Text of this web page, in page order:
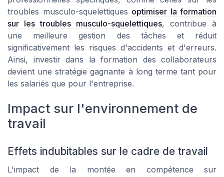
troubles musculo-squelettiques optimiser la formation
sur les troubles musculo-squelettiques, contribue à
une meilleure gestion des tâches et réduit
significativement les risques d'accidents et d'erreurs.
Ainsi, investir dans la formation des collaborateurs
devient une stratégie gagnante à long terme tant pour
les salariés que pour l'entreprise.
Impact sur l'environnement de
travail
Effets indubitables sur le cadre de travail
L'impact de la montée en compétence sur